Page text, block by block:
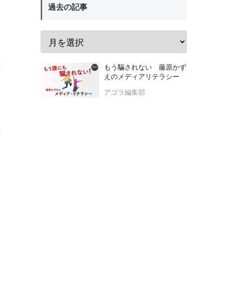
過去の記事
もう騙されない 藤原かず
えのメディアリテラシー
アゴラ編集部